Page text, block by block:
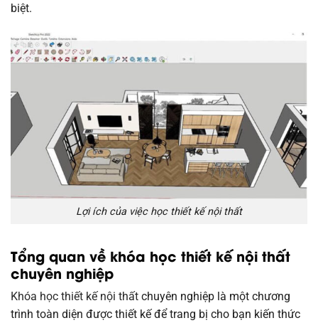
biệt.
Lợi ích của việc học thiết kế nội thất
Tổng quan về khóa học thiết kế nội thất
chuyên nghiệp
Khóa học thiết kế nội thất chuyên nghiệp là một chương
trình toàn diện được thiết kế để trang bị cho bạn kiến ​​thức